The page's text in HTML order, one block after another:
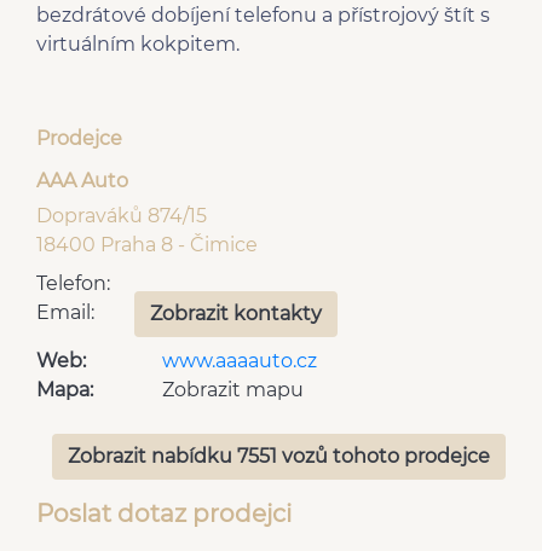
bezdrátové dobíjení telefonu a přístrojový štít s
virtuálním kokpitem.
Prodejce
AAA Auto
Dopraváků 874/15
18400 Praha 8 - Čimice
Telefon:
Email:
Zobrazit kontakty
Web:
www.aaaauto.cz
Mapa:
Zobrazit mapu
Zobrazit nabídku 7551 vozů tohoto prodejce
Poslat dotaz prodejci